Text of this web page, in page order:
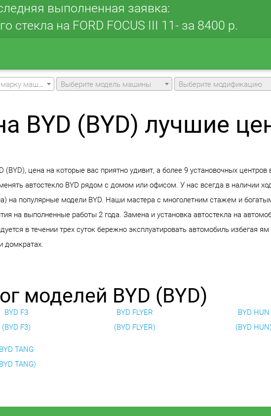
выполненная заявка:
стекла на FORD FOCUS III 11- за 8400 р.
Выберите марку машины Выберите модель машины Выберите модификацию
BYD (BYD) лучшие
цена на которые вас приятно удивит, а более 9 установочных центров
автостекло BYD рядом с домом или офисом. У нас всегда в наличии
на популярные модели BYD. Наши мастера с многолетним стажем и
на выполненные работы 2 года. Замена и установка автостекла на
в течении трех суток бережно эксплуатировать автомобиль избегая
домкратах.
моделей BYD (BYD)
BYD F3
(BYD F3)
BYD FLYER
(BYD FLYER)
BYD HUN
(BYD HUN)
BYD TANG
TANG)